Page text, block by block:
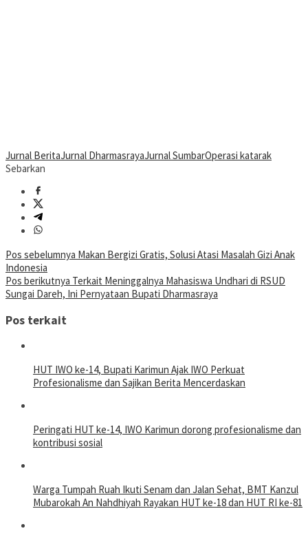
Jurnal BeritaJurnal DharmasrayaJurnal SumbarOperasi katarak
Sebarkan
Navigasi
pos
Pos sebelumnya Makan Bergizi Gratis, Solusi Atasi Masalah Gizi Anak
Indonesia
Pos berikutnya Terkait Meninggalnya Mahasiswa Undhari di RSUD
Sungai Dareh, Ini Pernyataan Bupati Dharmasraya
Pos terkait
HUT IWO ke-14, Bupati Karimun Ajak IWO Perkuat
Profesionalisme dan Sajikan Berita Mencerdaskan
Peringati HUT ke-14, IWO Karimun dorong profesionalisme dan
kontribusi sosial
Warga Tumpah Ruah Ikuti Senam dan Jalan Sehat, BMT Kanzul
Mubarokah An Nahdhiyah Rayakan HUT ke-18 dan HUT RI ke-81